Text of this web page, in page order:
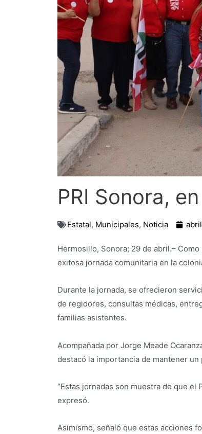
PRI Sonora,
Estatal, Municipales, Noticia
Hermosillo, Sonora; 29 de abril.–
exitosa jornada comunitaria en la
Durante la jornada, se ofrecieron
de regidores, consultas médicas,
familias asistentes.
Acompañada por Jorge Meade
destacó la importancia de mantener
“Estas jornadas son muestra de que
expresó.
Asimismo, señaló que estas acciones